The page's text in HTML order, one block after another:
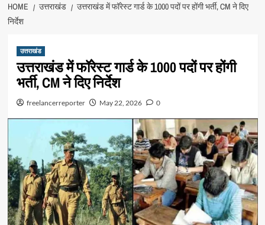
HOME उत्तराखंड
उत्तराखंड में फॉरेस्ट गार्ड के 1000 पदों पर होंगी भर्ती, CM ने दिए
निर्देश
उत्तराखंड
उत्तराखंड में फॉरेस्ट गार्ड के 1000 पदों पर होंगी
भर्ती, CM ने दिए निर्देश
freelancerreporter May 22, 2026 0